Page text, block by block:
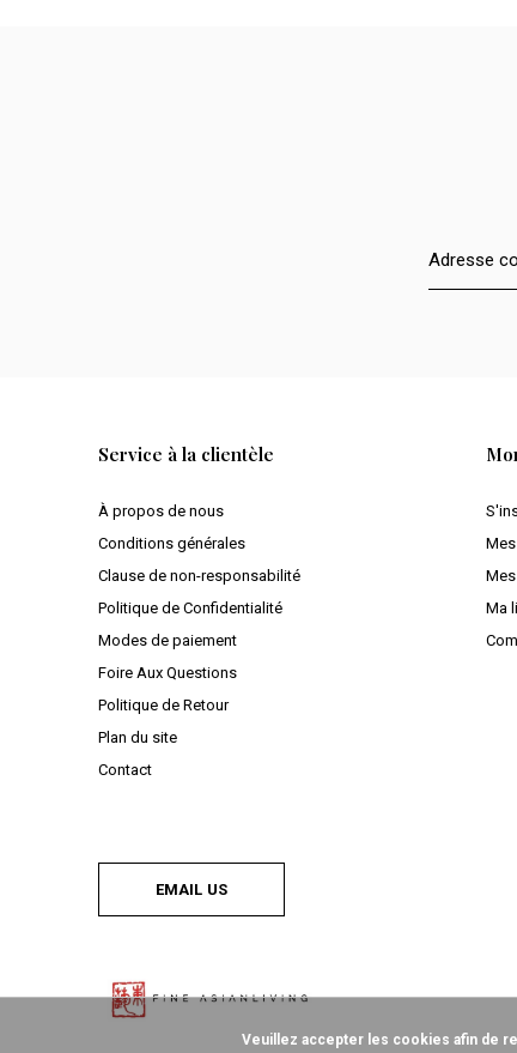
Service à la clientèle
À propos de nous
Conditions générales
Clause de non-responsabilité
Politique de Confidentialité
Modes de paiement
Foire Aux Questions
Politique de Retour
Plan du site
Contact
Ma
EMAIL US
Veuillez accepter les cookies afin de